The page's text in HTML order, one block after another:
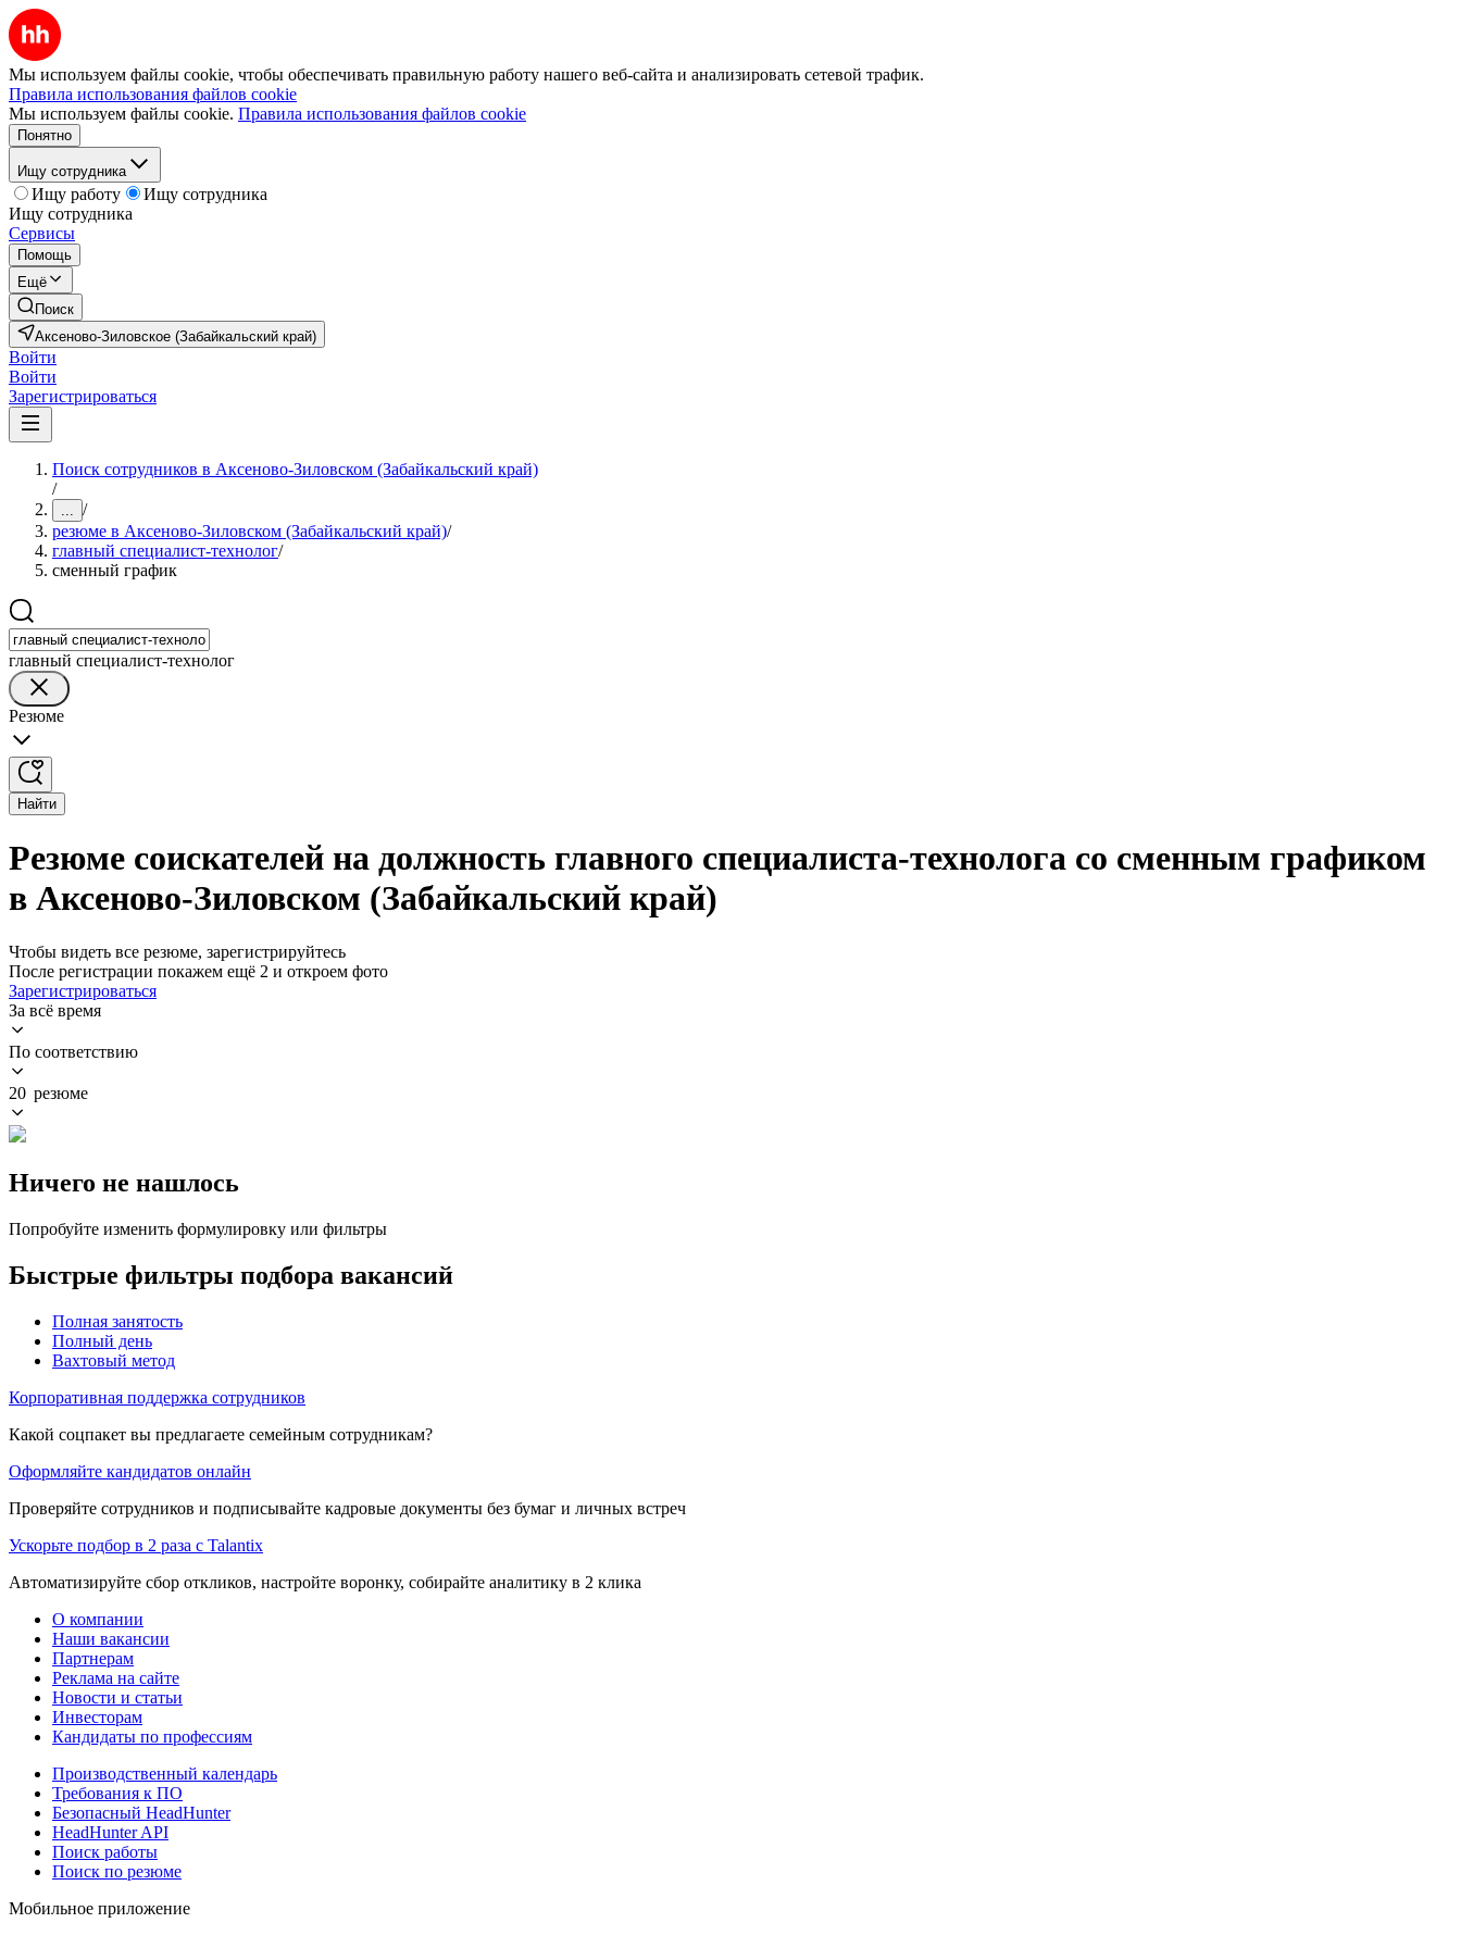
Мы используем файлы cookie, чтобы обеспечивать правильную работу нашего веб-сайта и анализировать сетевой трафик.
Правила использования файлов cookie
Мы используем файлы cookie. Правила использования файлов cookie
Понятно
Ищу сотрудника
Ищу работу
Ищу сотрудника
Ищу сотрудника
Сервисы
Помощь
Ещё
Поиск
Аксеново-Зиловское (Забайкальский край)
Войти
Войти
Зарегистрироваться
Поиск сотрудников в Аксеново-Зиловском (Забайкальский край)
/
... /
резюме в Аксеново-Зиловском (Забайкальский край)/
главный специалист-технолог/
сменный график
главный специалист-технолог
Резюме
Найти
Резюме соискателей на должность главного специалиста-технолога со сменным графиком
в Аксеново-Зиловском (Забайкальский край)
Чтобы видеть все резюме, зарегистрируйтесь
После регистрации покажем ещё 2 и откроем фото
Зарегистрироваться
За всё время
По соответствию
20 резюме
Ничего не нашлось
Попробуйте изменить формулировку или фильтры
Быстрые фильтры подбора вакансий
Полная занятость
Полный день
Вахтовый метод
Корпоративная поддержка сотрудников
Какой соцпакет вы предлагаете семейным сотрудникам?
Оформляйте кандидатов онлайн
Проверяйте сотрудников и подписывайте кадровые документы без бумаг и личных встреч
Ускорьте подбор в 2 раза с Talantix
Автоматизируйте сбор откликов, настройте воронку, собирайте аналитику в 2 клика
О компании
Наши вакансии
Партнерам
Реклама на сайте
Новости и статьи
Инвесторам
Кандидаты по профессиям
Производственный календарь
Требования к ПО
Безопасный HeadHunter
HeadHunter API
Поиск работы
Поиск по резюме
Мобильное приложение